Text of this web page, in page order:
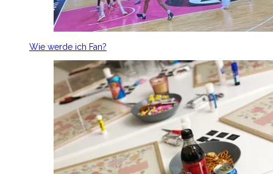
Wie werde ich Fan?